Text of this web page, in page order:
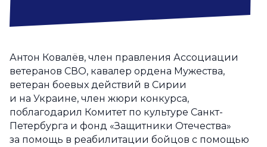
Антон Ковалёв, член правления Ассоциации
ветеранов СВО, кавалер ордена Мужества,
ветеран боевых действий в Сирии
и на Украине, член жюри конкурса,
поблагодарил Комитет по культуре Санкт-
Петербурга и фонд «Защитники Отечества»
за помощь в реабилитации бойцов с помощью